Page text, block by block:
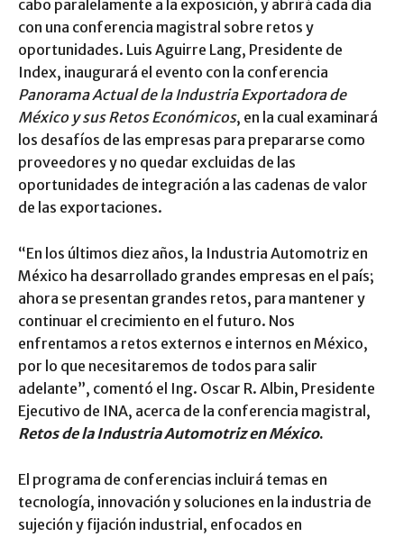
cabo paralelamente a la exposición, y abrirá cada día
con una conferencia magistral sobre retos y
oportunidades. Luis Aguirre Lang, Presidente de
Index, inaugurará el evento con la conferencia
Panorama Actual de la Industria Exportadora de
México y sus Retos Económicos, en la cual examinará
los desafíos de las empresas para prepararse como
proveedores y no quedar excluidas de las
oportunidades de integración a las cadenas de valor
de las exportaciones.
“En los últimos diez años, la Industria Automotriz en
México ha desarrollado grandes empresas en el país;
ahora se presentan grandes retos, para mantener y
continuar el crecimiento en el futuro. Nos
enfrentamos a retos externos e internos en México,
por lo que necesitaremos de todos para salir
adelante”, comentó el Ing. Oscar R. Albin, Presidente
Ejecutivo de INA, acerca de la conferencia magistral,
Retos de la Industria Automotriz en México.
El programa de conferencias incluirá temas en
tecnología, innovación y soluciones en la industria de
sujeción y fijación industrial, enfocados en